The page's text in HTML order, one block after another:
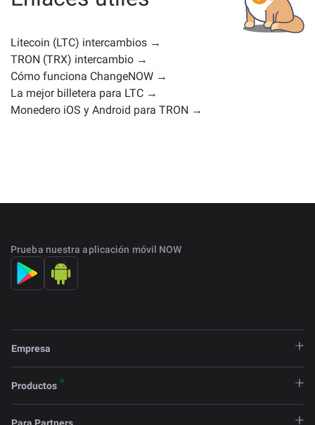
uso o posiciones en el mercado similares. Consulta
todos los activos disponibles para intercambiar en la
página principal de intercambio
Litecoin (LTC) intercambios →
TRON (TRX) intercambio →
Cómo funciona ChangeNOW →
La mejor billetera para LTC →
Monedero iOS y Android para TRON →
Prueba nuestra aplicación móvil NOW
Empresa
Productos